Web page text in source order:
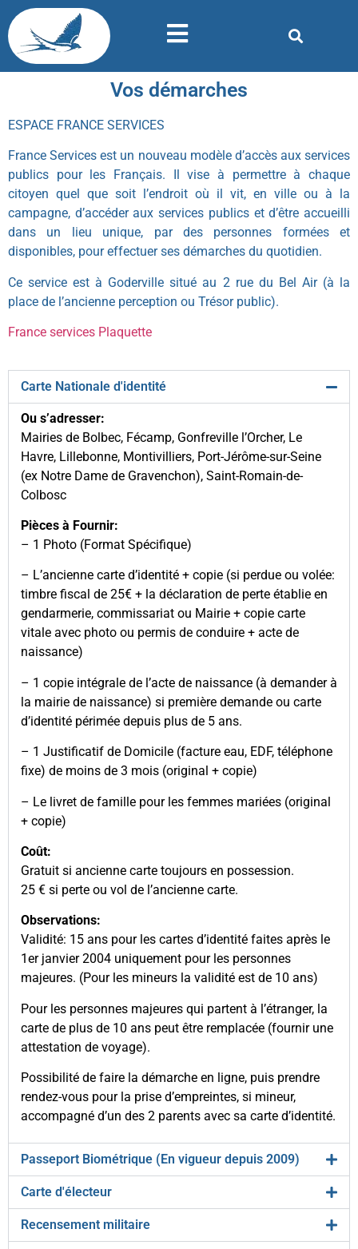
Vos démarches
ESPACE FRANCE SERVICES
France Services est un nouveau modèle d’accès aux services
publics pour les Français. Il vise à permettre à chaque
citoyen quel que soit l’endroit où il vit, en ville ou à la
campagne, d’accéder aux services publics et d’être accueilli
dans un lieu unique, par des personnes formées et
disponibles, pour effectuer ses démarches du quotidien.
Ce service est à Goderville situé au 2 rue du Bel Air (à la
place de l’ancienne perception ou Trésor public).
France services Plaquette
Carte Nationale d'identité
Ou s’adresser:
Mairies de Bolbec, Fécamp, Gonfreville l’Orcher, Le
Havre, Lillebonne, Montivilliers, Port-Jérôme-sur-Seine
(ex Notre Dame de Gravenchon), Saint-Romain-de-
Colbosc
Pièces à Fournir:
– 1 Photo (Format Spécifique)
– L’ancienne carte d’identité + copie (si perdue ou volée:
timbre fiscal de 25€ + la déclaration de perte établie en
gendarmerie, commissariat ou Mairie + copie carte
vitale avec photo ou permis de conduire + acte de
naissance)
– 1 copie intégrale de l’acte de naissance (à demander à
la mairie de naissance) si première demande ou carte
d’identité périmée depuis plus de 5 ans.
– 1 Justificatif de Domicile (facture eau, EDF, téléphone
fixe) de moins de 3 mois (original + copie)
– Le livret de famille pour les femmes mariées (original
+ copie)
Coût:
Gratuit si ancienne carte toujours en possession.
25 € si perte ou vol de l’ancienne carte.
Observations:
Validité: 15 ans pour les cartes d’identité faites après le
1er janvier 2004 uniquement pour les personnes
majeures. (Pour les mineurs la validité est de 10 ans)
Pour les personnes majeures qui partent à l’étranger, la
carte de plus de 10 ans peut être remplacée (fournir une
attestation de voyage).
Possibilité de faire la démarche en ligne, puis prendre
rendez-vous pour la prise d’empreintes, si mineur,
accompagné d’un des 2 parents avec sa carte d’identité.
Passeport Biométrique (En vigueur depuis 2009)
Carte d'électeur
Recensement militaire